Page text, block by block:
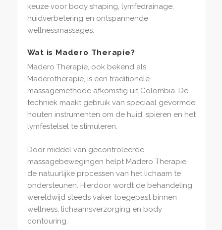
keuze voor body shaping, lymfedrainage,
huidverbetering en ontspannende
wellnessmassages.
Wat is Madero Therapie?
Madero Therapie, ook bekend als
Maderotherapie, is een traditionele
massagemethode afkomstig uit Colombia. De
techniek maakt gebruik van speciaal gevormde
houten instrumenten om de huid, spieren en het
lymfestelsel te stimuleren.
Door middel van gecontroleerde
massagebewegingen helpt Madero Therapie
de natuurlijke processen van het lichaam te
ondersteunen. Hierdoor wordt de behandeling
wereldwijd steeds vaker toegepast binnen
wellness, lichaamsverzorging en body
contouring.